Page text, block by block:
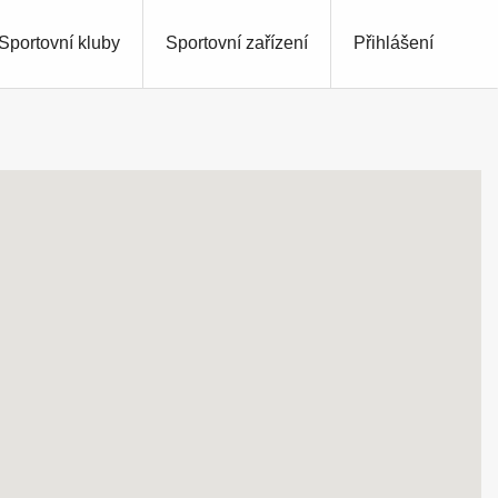
Přihlášení
kluby Sportovní zařízení